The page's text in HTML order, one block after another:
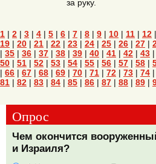
за руку.
1 | 2 | 3 | 4 | 5 | 6 | 7 | 8 | 9 | 10 | 11 | 12 |
19 | 20 | 21 | 22 | 23 | 24 | 25 | 26 | 27 |
| 35 | 36 | 37 | 38 | 39 | 40 | 41 | 42 | 43 |
50 | 51 | 52 | 53 | 54 | 55 | 56 | 57 | 58 |
| 66 | 67 | 68 | 69 | 70 | 71 | 72 | 73 | 74 |
81 | 82 | 83 | 84 | 85 | 86 | 87 | 88 | 89 |
Опрос
Чем окончится
и Израиля?